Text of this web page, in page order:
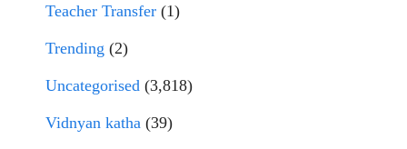
Teacher Transfer (1)
Trending (2)
Uncategorised (3,818)
Vidnyan katha (39)